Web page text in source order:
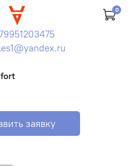
0
заявку